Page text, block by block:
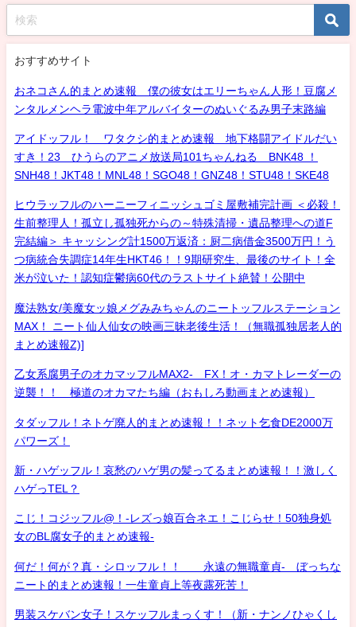
おすすめサイト
おネコさん的まとめ速報 僕の彼女はエリーちゃん人形！豆腐メ
ンタルメンヘラ電波中年アルバイターのぬいぐるみ男子末路編
アイドッフル！ ワタクシ的まとめ速報 地下格闘アイドルだい
すき！23 ひうらのアニメ放送局101ちゃんねる BNK48 ！
SNH48！JKT48！MNL48！SGO48！GNZ48！STU48！SKE48
ヒウラッフルのハーニーフィニッシュゴミ屋敷補完計画 ＜必殺！
生前整理人！孤立し孤独死からの～特殊清掃・遺品整理への道F
完結編＞ キャッシング計1500万返済：厨二病借金3500万円！う
つ病統合失調症14年生HKT46！！9期研究生、最後のサイト！全
米が泣いた！認知症鬱病60代のラストサイト絶賛！公開中
魔法熟女/美魔女ッ娘メグみみちゃんのニートッフルステーション
MAX！ ニート仙人仙女の映画三昧老後生活！（無職孤独居老人的
まとめ速報Z)]
乙女系腐男子のオカマッフルMAX2- FX！オ・カマトレーダーの
逆襲！！ 極道のオカマたち編（おもしろ動画まとめ速報）
タダッフル！ネトゲ廃人的まとめ速報！！ネット乞食DE2000万
パワーズ！
新・ハゲッフル！哀愁のハゲ男の髪ってるまとめ速報！！激しく
ハゲっTEL？
こじ！コジッフル@！-レズっ娘百合ネエ！こじらせ！50独身処
女のBL腐女子的まとめ速報-
何だ！何が？真・シロッフル！！ 永遠の無職童貞- ぼっちな
ニート的まとめ速報！一生童貞上等夜露死苦！
男装スケバン女子！スケッフルまっくす！（新・ナンノひゃくし